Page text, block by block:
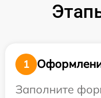
1
Заполните